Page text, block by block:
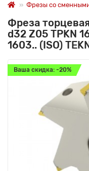
Фрезы со
Фреза
d32 Z05 TPKN
1603.. (ISO)
Ваша скидка: -20%